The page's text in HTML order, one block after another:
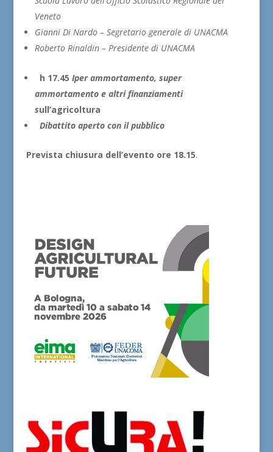
Veneto
Gianni Di Nardo – Segretario generale di UNACMA
Roberto Rinaldin – Presidente di UNACMA
h 17.45 Iper ammortamento, super
ammortamento e altri finanziamenti
sull’agricoltura
Dibattito aperto con il pubblico
Prevista chiusura dell’evento ore 18.15.